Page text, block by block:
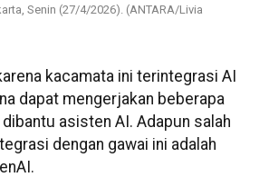
Senin (27/4/2026). (ANTARA/Livia
kacamata ini terintegrasi AI
dapat mengerjakan beberapa
asisten AI. Adapun salah
dengan gawai ini adalah